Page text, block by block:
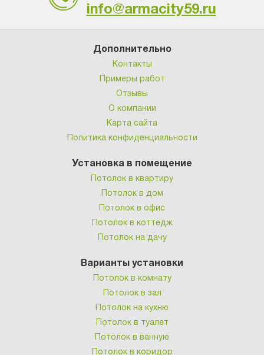
info@armacity59.ru
Дополнительно
Контакты
Примеры работ
Отзывы
О компании
Карта сайта
Политика конфиденциальности
Установка в помещение
Потолок в квартиру
Потолок в дом
Потолок в офис
Потолок в коттедж
Потолок на дачу
Варианты установки
Потолок в комнату
Потолок в зал
Потолок на кухню
Потолок в туалет
Потолок в ванную
Потолок в коридор